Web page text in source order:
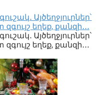
Այծեղջյուրներ՝
եղեք, քանզի․․․
Այծեղջյուրներ՝
եղեք, քանզի․․․